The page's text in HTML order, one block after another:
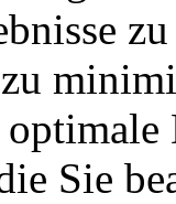
Sie